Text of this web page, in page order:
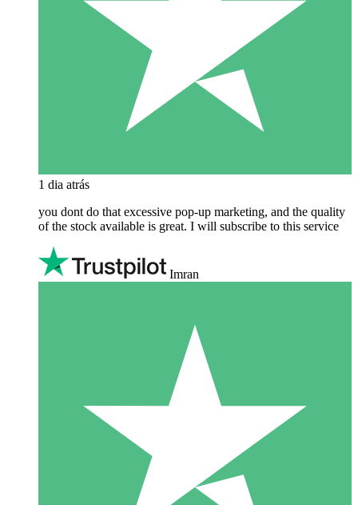
1 dia atrás
you dont do that excessive pop-up marketing, and the quality
of the stock available is great. I will subscribe to this service
Imran